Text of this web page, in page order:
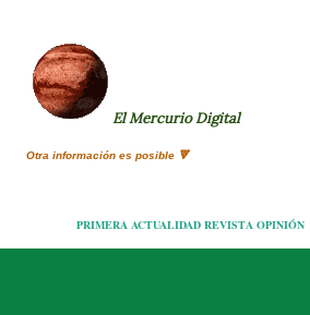
El Mercurio Digital
Otra información es posible 🔻
PRIMERA ACTUALIDAD REVISTA OPINIÓN